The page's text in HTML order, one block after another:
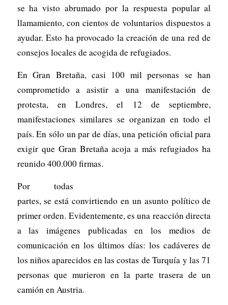
se ha visto abrumado por la respuesta popular al
llamamiento, con cientos de voluntarios dispuestos a
ayudar. Esto ha provocado la creación de una red de
consejos locales de acogida de refugiados.
En Gran Bretaña, casi 100 mil personas se han
comprometido a asistir a una manifestación de
protesta, en Londres, el 12 de septiembre,
manifestaciones similares se organizan en todo el
país. En sólo un par de días, una petición oficial para
exigir que Gran Bretaña acoja a más refugiados ha
reunido 400.000 firmas.
Por todas
partes, se está convirtiendo en un asunto político de
primer orden. Evidentemente, es una reacción directa
a las imágenes publicadas en los medios de
comunicación en los últimos días: los cadáveres de
los niños aparecidos en las costas de Turquía y las 71
personas que murieron en la parte trasera de un
camión en Austria.